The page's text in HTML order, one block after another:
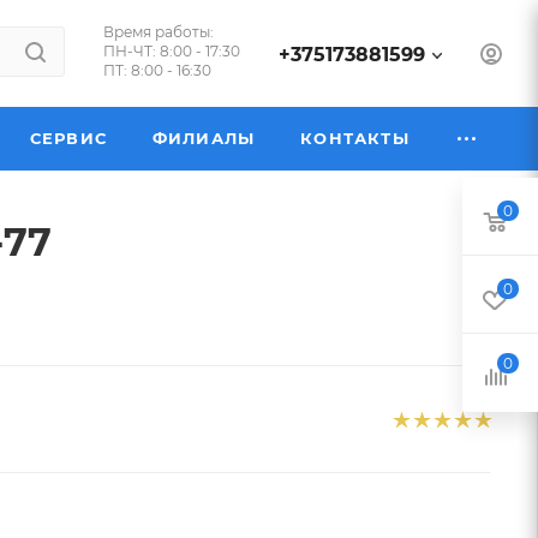
Время работы:
ПН-ЧТ: 8:00 - 17:30
ПТ: 8:00 - 16:30
+375173881599
СЕРВИС ФИЛИАЛЫ КОНТАКТЫ
0
0
0